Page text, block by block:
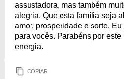
assustadora, mas também
alegria. Que esta família seja
amor, prosperidade e sorte.
para vocês. Parabéns por
energia.
COPIAR